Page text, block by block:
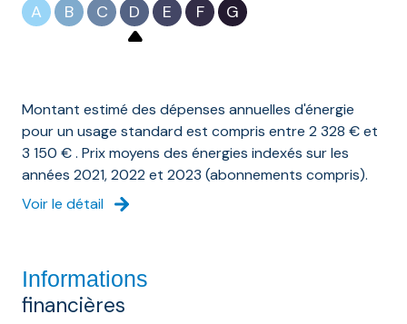
A B C D E F G
Montant estimé des dépenses annuelles d'énergie
pour un usage standard est compris entre 2 328 € et
3 150 € . Prix moyens des énergies indexés sur les
années 2021, 2022 et 2023 (abonnements compris).
Voir le détail
Informations
financières